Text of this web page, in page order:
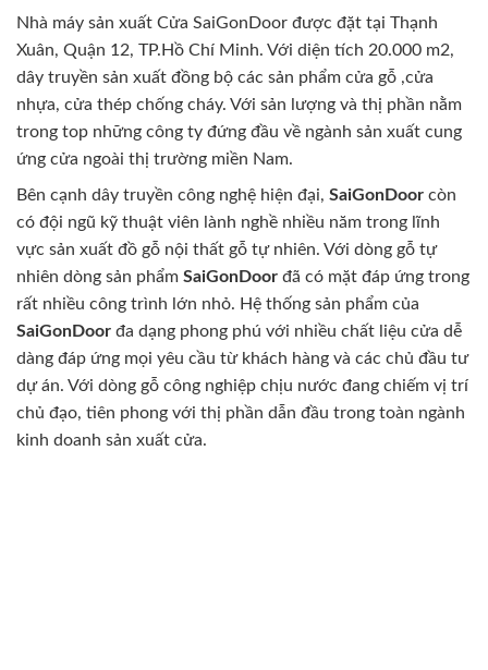
Nhà máy sản xuất Cửa SaiGonDoor được đặt tại Thạnh
Xuân, Quận 12, TP.Hồ Chí Minh. Với diện tích 20.000 m2,
dây truyền sản xuất đồng bộ các sản phẩm cửa gỗ ,cửa
nhựa, cửa thép chống cháy. Với sản lượng và thị phần nằm
trong top những công ty đứng đầu về ngành sản xuất cung
ứng cửa ngoài thị trường miền Nam.
Bên cạnh dây truyền công nghệ hiện đại, SaiGonDoor còn
có đội ngũ kỹ thuật viên lành nghề nhiều năm trong lĩnh
vực sản xuất đồ gỗ nội thất gỗ tự nhiên. Với dòng gỗ tự
nhiên dòng sản phẩm SaiGonDoor đã có mặt đáp ứng trong
rất nhiều công trình lớn nhỏ. Hệ thống sản phẩm của
SaiGonDoor đa dạng phong phú với nhiều chất liệu cửa dễ
dàng đáp ứng mọi yêu cầu từ khách hàng và các chủ đầu tư
dự án. Với dòng gỗ công nghiệp chịu nước đang chiếm vị trí
chủ đạo, tiên phong với thị phần dẫn đầu trong toàn ngành
kinh doanh sản xuất cửa.